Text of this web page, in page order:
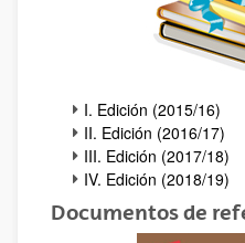
I. Edición (2015/16)
II. Edición (2016/17)
III. Edición (2017/18)
IV. Edición (2018/19)
Documentos de